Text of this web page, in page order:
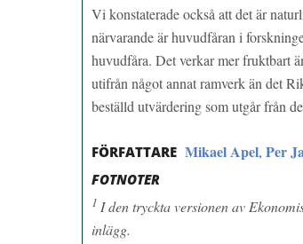
Vi konstaterade också att det är
närvarande är huvudfåran i
huvudfåra. Det verkar mer fruktbart
utifrån något annat ramverk än det
beställd utvärdering som utgår från
FÖRFATTARE Mikael Apel, Per
FOTNOTER
1 I den tryckta versionen av
inlägg.